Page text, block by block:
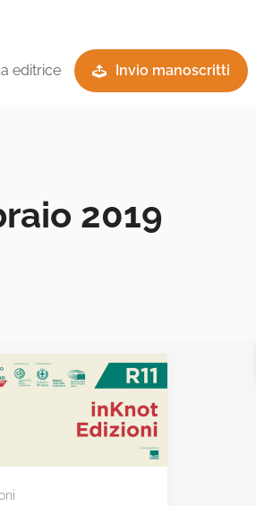
editrice Invio manoscritti
2019